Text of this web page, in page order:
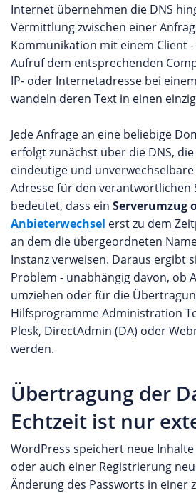
Internet übernehmen die DNS
Vermittlung zwischen einer
Kommunikation mit einem Client
Aufruf dem entsprechenden
IP- oder Internetadresse bei
wandeln deren Text in einen
Jede Anfrage an eine beliebige
erfolgt zunächst über die DNS,
eindeutige und unverwechselbare
Adresse für den verantwortlichen
bedeutet, dass ein Serverumzug
Anbieterwechsel erst zu dem
an dem die übergeordneten
Instanz verweisen. Daraus ergibt
Problem - unabhängig davon, ob
umziehen oder für die
Hilfsprogramme Administration
Plesk, DirectAdmin (DA) oder
werden.
Übertragung der
Echtzeit ist nur
WordPress speichert neue
oder auch einer Registrierung
Änderung des Passworts in einer